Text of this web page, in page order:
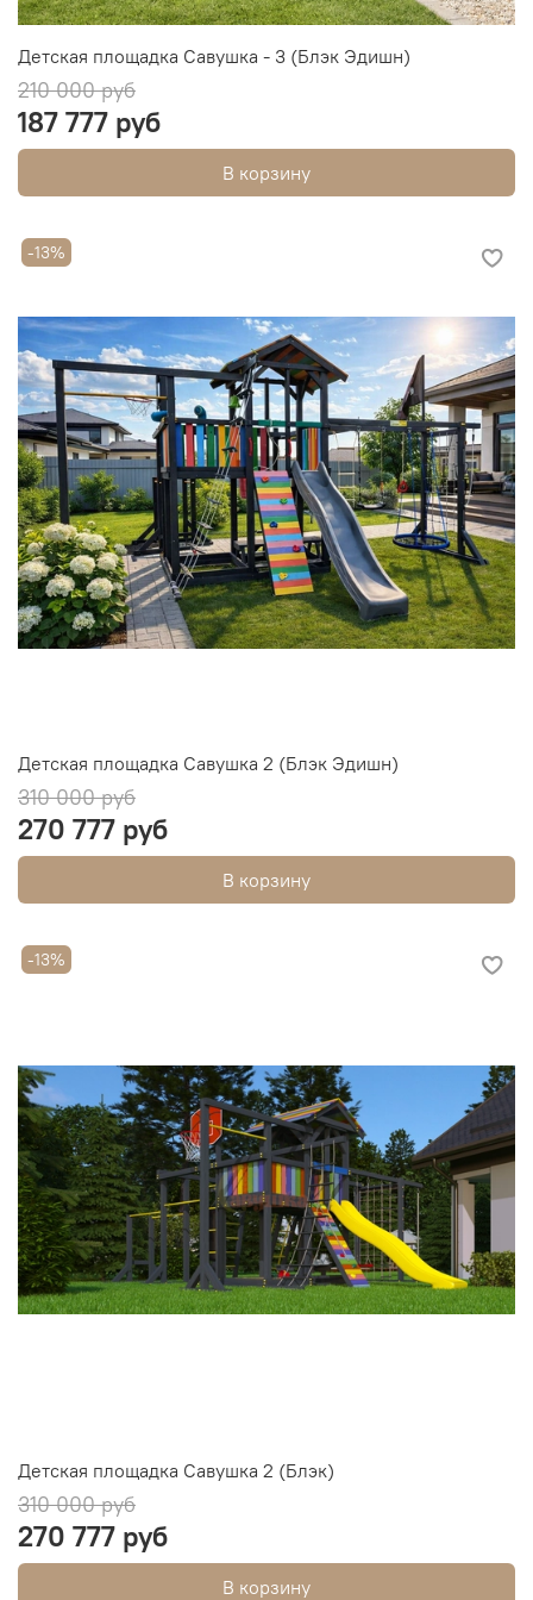
Детская площадка Савушка - 3 (Блэк Эдишн)
210 000 руб
187 777 руб
В корзину
-13%
Детская площадка Савушка 2 (Блэк Эдишн)
310 000 руб
270 777 руб
В корзину
-13%
Детская площадка Савушка 2 (Блэк)
310 000 руб
270 777 руб
В корзину